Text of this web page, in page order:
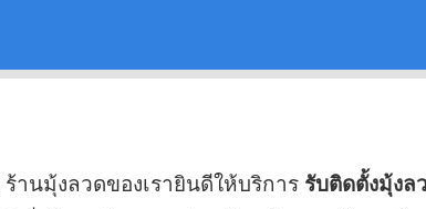
ร้านมุ้งลวดของเรายินดีให้บริการ รับติดตั้งมุ้งล